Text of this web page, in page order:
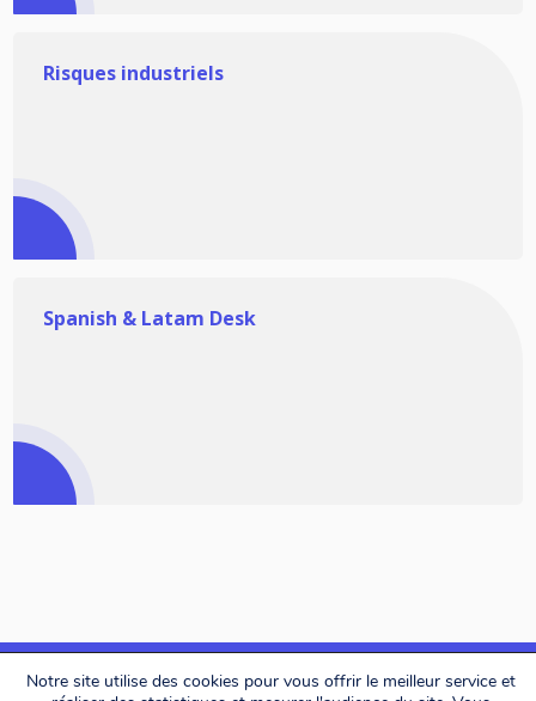
Risques industriels
Spanish & Latam Desk
Notre site utilise des cookies pour vous offrir le meilleur service et